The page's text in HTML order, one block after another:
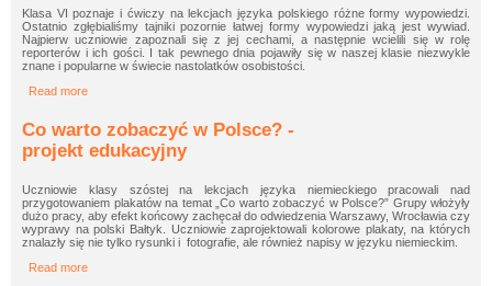
Klasa VI poznaje i ćwiczy na lekcjach języka polskiego różne formy wypowiedzi.
Ostatnio zgłębialiśmy tajniki pozornie łatwej formy wypowiedzi jaką jest wywiad.
Najpierw uczniowie zapoznali się z jej cechami, a następnie wcielili się w rolę
reporterów i ich gości. I tak pewnego dnia pojawiły się w naszej klasie niezwykle
znane i popularne w świecie nastolatków osobistości.
Read moreabout Zapraszamy na wywiad!
Co warto zobaczyć w Polsce? -
projekt edukacyjny
Uczniowie klasy szóstej na lekcjach języka niemieckiego pracowali nad
przygotowaniem plakatów na temat „Co warto zobaczyć w Polsce?” Grupy włożyły
dużo pracy, aby efekt końcowy zachęcał do odwiedzenia Warszawy, Wrocławia czy
wyprawy na polski Bałtyk. Uczniowie zaprojektowali kolorowe plakaty, na których
znalazły się nie tylko rysunki i fotografie, ale również napisy w języku niemieckim.
Read moreabout Co warto zobaczyć w Polsce? - projekt edukacyjny